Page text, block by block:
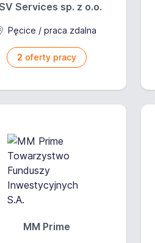
Services sp. z o.o.
Pęcice / praca zdalna
2 oferty pracy
MM Prime